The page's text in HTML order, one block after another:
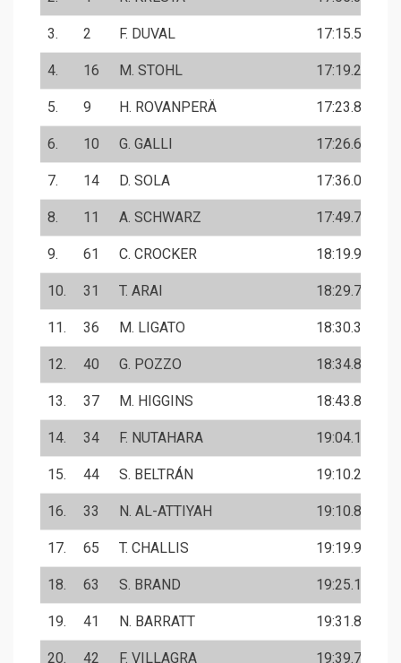
3. 2 F. DUVAL 17:15.5
4. 16 M. STOHL 17:19.2
5. 9 H. ROVANPERÄ 17:23.8
6. 10 G. GALLI 17:26.6
7. 14 D. SOLA 17:36.0
8. 11 A. SCHWARZ 17:49.7
9. 61 C. CROCKER 18:19.9
10. 31 T. ARAI 18:29.7
11. 36 M. LIGATO 18:30.3
12. 40 G. POZZO 18:34.8
13. 37 M. HIGGINS 18:43.8
14. 34 F. NUTAHARA 19:04.1
15. 44 S. BELTRÁN 19:10.2
16. 33 N. AL-ATTIYAH 19:10.8
17. 65 T. CHALLIS 19:19.9
18. 63 S. BRAND 19:25.1
19. 41 N. BARRATT 19:31.8
20. 42 F. VILLAGRA 19:39.7